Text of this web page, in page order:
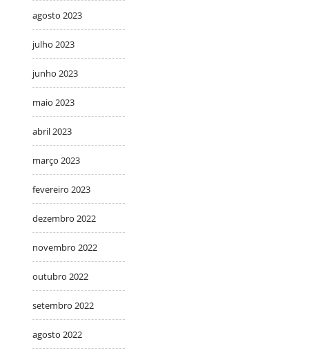
agosto 2023
julho 2023
junho 2023
maio 2023
abril 2023
março 2023
fevereiro 2023
dezembro 2022
novembro 2022
outubro 2022
setembro 2022
agosto 2022